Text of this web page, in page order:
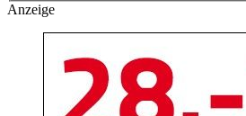
Anzeige